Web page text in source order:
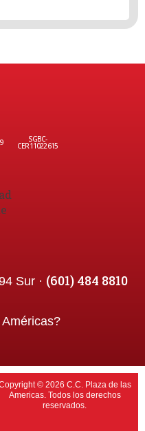
SGBC-
CER11022615
Sur · (601) 484 8810
?
© 2026 C.C. Plaza de las
Americas. Todos los derechos
reservados.